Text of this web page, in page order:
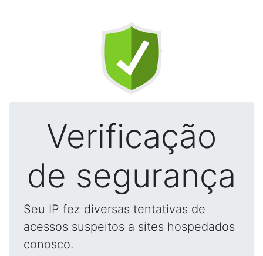
Verificação
de segurança
Seu IP fez diversas tentativas de
acessos suspeitos a sites hospedados
conosco.